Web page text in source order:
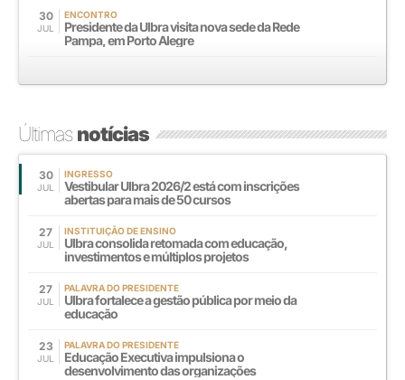
30
JUL
ENCONTRO
Presidente da Ulbra visita nova sede da Rede
Pampa, em Porto Alegre
Últimasnotícias
30
JUL
INGRESSO
Vestibular Ulbra 2026/2 está com inscrições
abertas para mais de 50 cursos
27
JUL
INSTITUIÇÃO DE ENSINO
Ulbra consolida retomada com educação,
investimentos e múltiplos projetos
27
JUL
PALAVRA DO PRESIDENTE
Ulbra fortalece a gestão pública por meio da
educação
23
JUL
PALAVRA DO PRESIDENTE
Educação Executiva impulsiona o
desenvolvimento das organizações